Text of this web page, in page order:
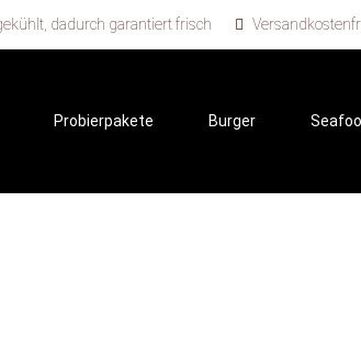
dadurch garantiert frisch
Probierpakete Burger